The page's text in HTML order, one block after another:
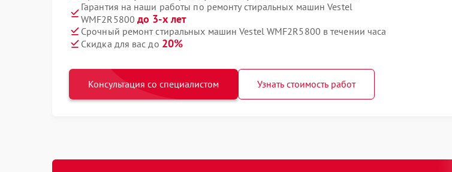
Гарантия на наши работы по ремонту стиральных машин Vestel
WMF2R5800 до 3-х лет
Срочный ремонт стиральных машин Vestel WMF2R5800 в течении часа
Скидка для вас до 20%
Консультация со специалистом Узнать стоимость работ